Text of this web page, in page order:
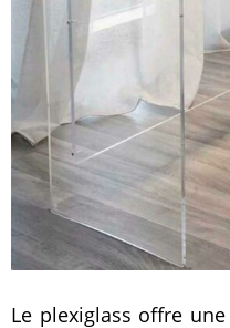
Le plexiglass offre